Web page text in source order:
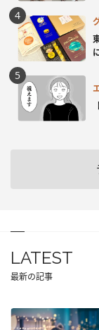
LATEST
最新の記事